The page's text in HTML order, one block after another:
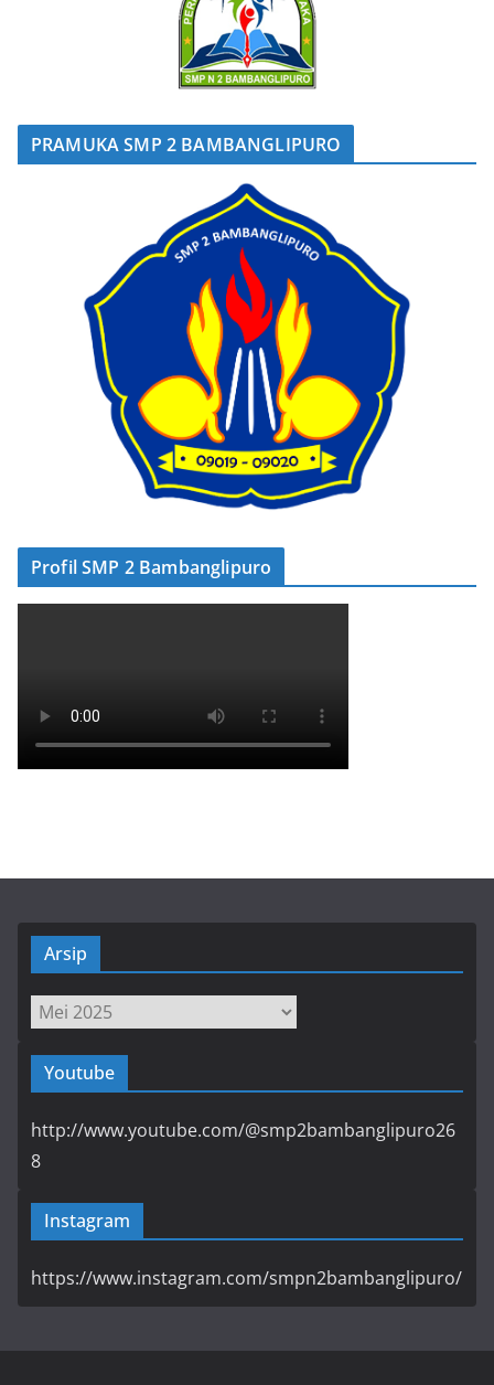
PRAMUKA SMP 2 BAMBANGLIPURO
Profil SMP 2 Bambanglipuro
Arsip
Arsip
Youtube
http://www.youtube.com/@smp2bambanglipuro26
8
Instagram
https://www.instagram.com/smpn2bambanglipuro/